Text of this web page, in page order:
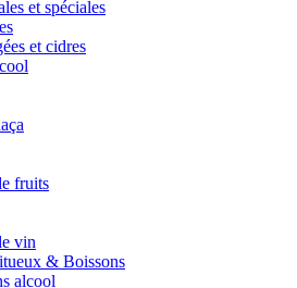
et spéciales
et cidres
fruits
vin
& Boissons
alcool